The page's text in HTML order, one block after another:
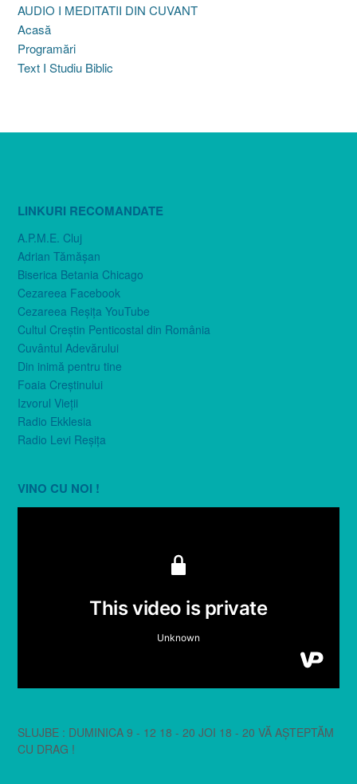
AUDIO I MEDITATII DIN CUVANT
Acasă
Programări
Text I Studiu Biblic
LINKURI RECOMANDATE
A.P.M.E. Cluj
Adrian Tămăşan
Biserica Betania Chicago
Cezareea Facebook
Cezareea Reşiţa YouTube
Cultul Creştin Penticostal din România
Cuvântul Adevărului
Din inimă pentru tine
Foaia Creştinului
Izvorul Vieţii
Radio Ekklesia
Radio Levi Reşiţa
VINO CU NOI !
SLUJBE : DUMINICA 9 - 12 18 - 20 JOI 18 - 20 VĂ AȘTEPTĂM
CU DRAG !